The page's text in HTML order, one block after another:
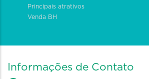
Principais atrativos
Venda BH
Informações de Contato